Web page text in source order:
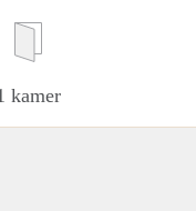
kamer